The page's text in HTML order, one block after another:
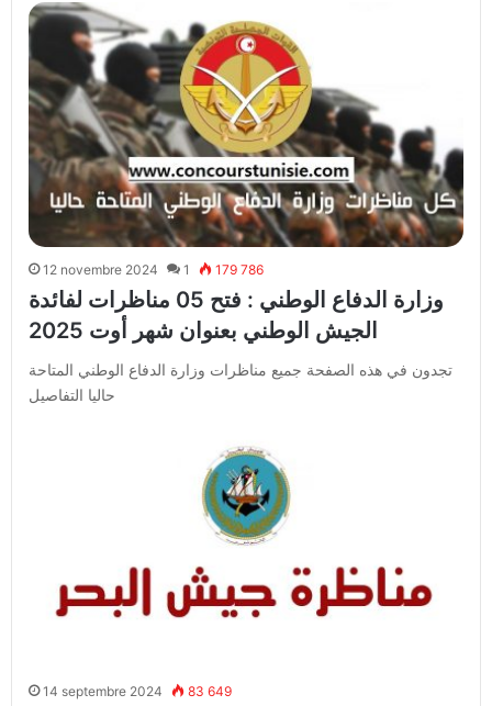
12 novembre 2024 1 179 786
وزارة الدفاع الوطني : فتح 05 مناظرات لفائدة
الجيش الوطني بعنوان شهر أوت 2025
تجدون في هذه الصفحة جميع مناظرات وزارة الدفاع الوطني المتاحة
حاليا التفاصيل
14 septembre 2024 83 649